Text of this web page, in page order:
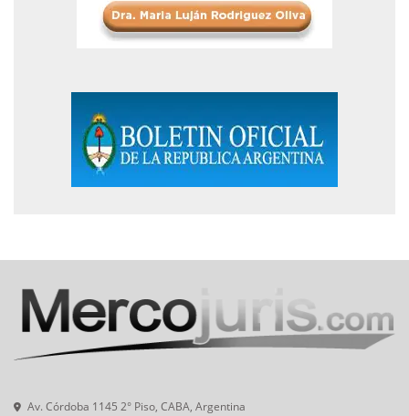
Av. Córdoba 1145 2° Piso, CABA, Argentina